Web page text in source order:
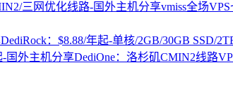
vmiss全场
DediRock：$8.88/年起-单核/2GB/30GB SSD/
DediOne：洛杉矶CMIN2线路